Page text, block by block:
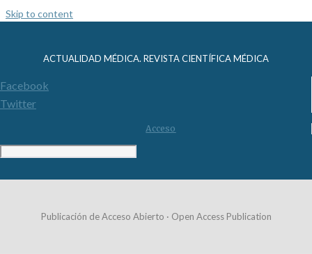
Skip to content
ACTUALIDAD MÉDICA. REVISTA CIENTÍFICA MÉDICA
Facebook
Twitter
Acceso
Publicación de Acceso Abierto · Open Access Publication